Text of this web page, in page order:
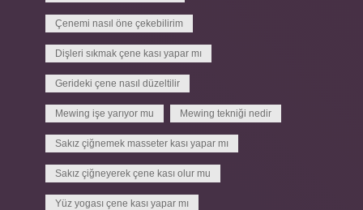
Çenemi nasıl öne çekebilirim
Dişleri sıkmak çene kası yapar mı
Gerideki çene nasıl düzeltilir
Mewing işe yarıyor mu Mewing tekniği nedir
Sakız çiğnemek masseter kası yapar mı
Sakız çiğneyerek çene kası olur mu
Yüz yogası çene kası yapar mı